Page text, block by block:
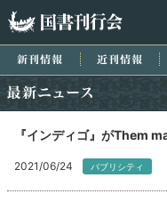
新刊情報 近
『インディゴ』がThem
2021/06/24 パブリシティ